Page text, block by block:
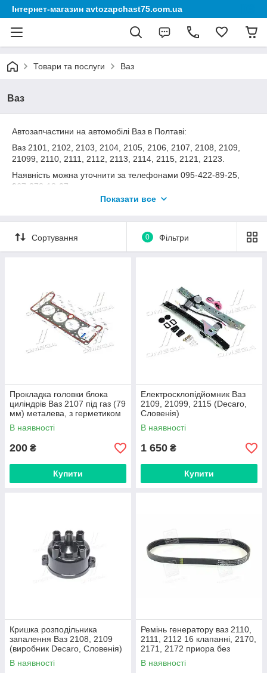
Інтернет-магазин avtozapchast75.com.ua
Товари та послуги Ваз
Ваз
Автозапчастини на автомобілі Ваз в Полтаві:
Ваз 2101, 2102, 2103, 2104, 2105, 2106, 2107, 2108, 2109,
21099, 2110, 2111, 2112, 2113, 2114, 2115, 2121, 2123.
Наявність можна уточнити за телефонами 095-422-89-25,
067-378-18-07.
Замовити можна такі автозапчастини: амортизатори, вал
опори, сайлентблоки, колісні диски, шини, рейку кермову,
механізм кермовий , барабан гальмівний, колодки гальмівні,
клапана, фільтр масляний фільтр повітряний фільтр
паливний, рульова трапеція, наконечник кермовий редуктор,
опорний підшипник, коробка передач, шрус, шарніри і багато
В наявності і під замовлення на наших складах
https://avtozapchast75.com.ua/g4350044-vaz?sort=price
Показати все
Сортування 0 Фільтри
Прокладка головки блока
циліндрів Ваз 2107 під газ (79
мм) металева, з герметиком
(виробник Tempest)
В наявності
200 ₴
Купити
Електросклопідйомник Ваз
2109, 21099, 2115 (Decaro,
Словенія)
В наявності
1 650 ₴
Купити
Кришка розподільника
запалення Ваз 2108, 2109
(виробник Decaro, Словенія)
В наявності
Ремінь генератору ваз 2110,
2111, 2112 16 клапанні, 2170,
2171, 2172 приора без
кондиціонеру, без ГПК,
6PK745(виробник Bosch)
В наявності